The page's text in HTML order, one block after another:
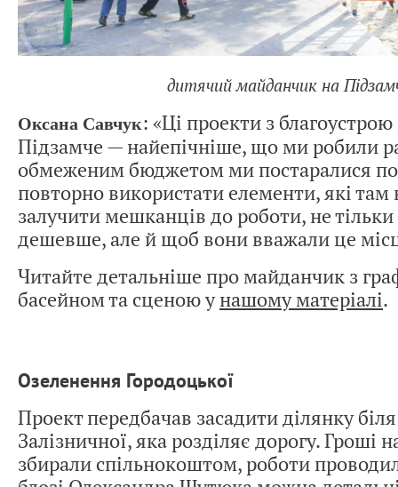
дитячий майданчик на
Оксана Савчук: «Ці проекти з
Підзамче — найепічніше, що ми робили
обмеженим бюджетом ми постаралися
повторно використати елементи, які там
залучити мешканців до роботи, не
дешевше, але й щоб вони вважали це
Читайте детальніше про майданчик з
басейном та сценою унашому матеріалі.
Озеленення Городоцької
Проект передбачав засадити ділянку
Залізничної, яка розділяє дорогу. Гроші
збирали спільнокоштом, роботи